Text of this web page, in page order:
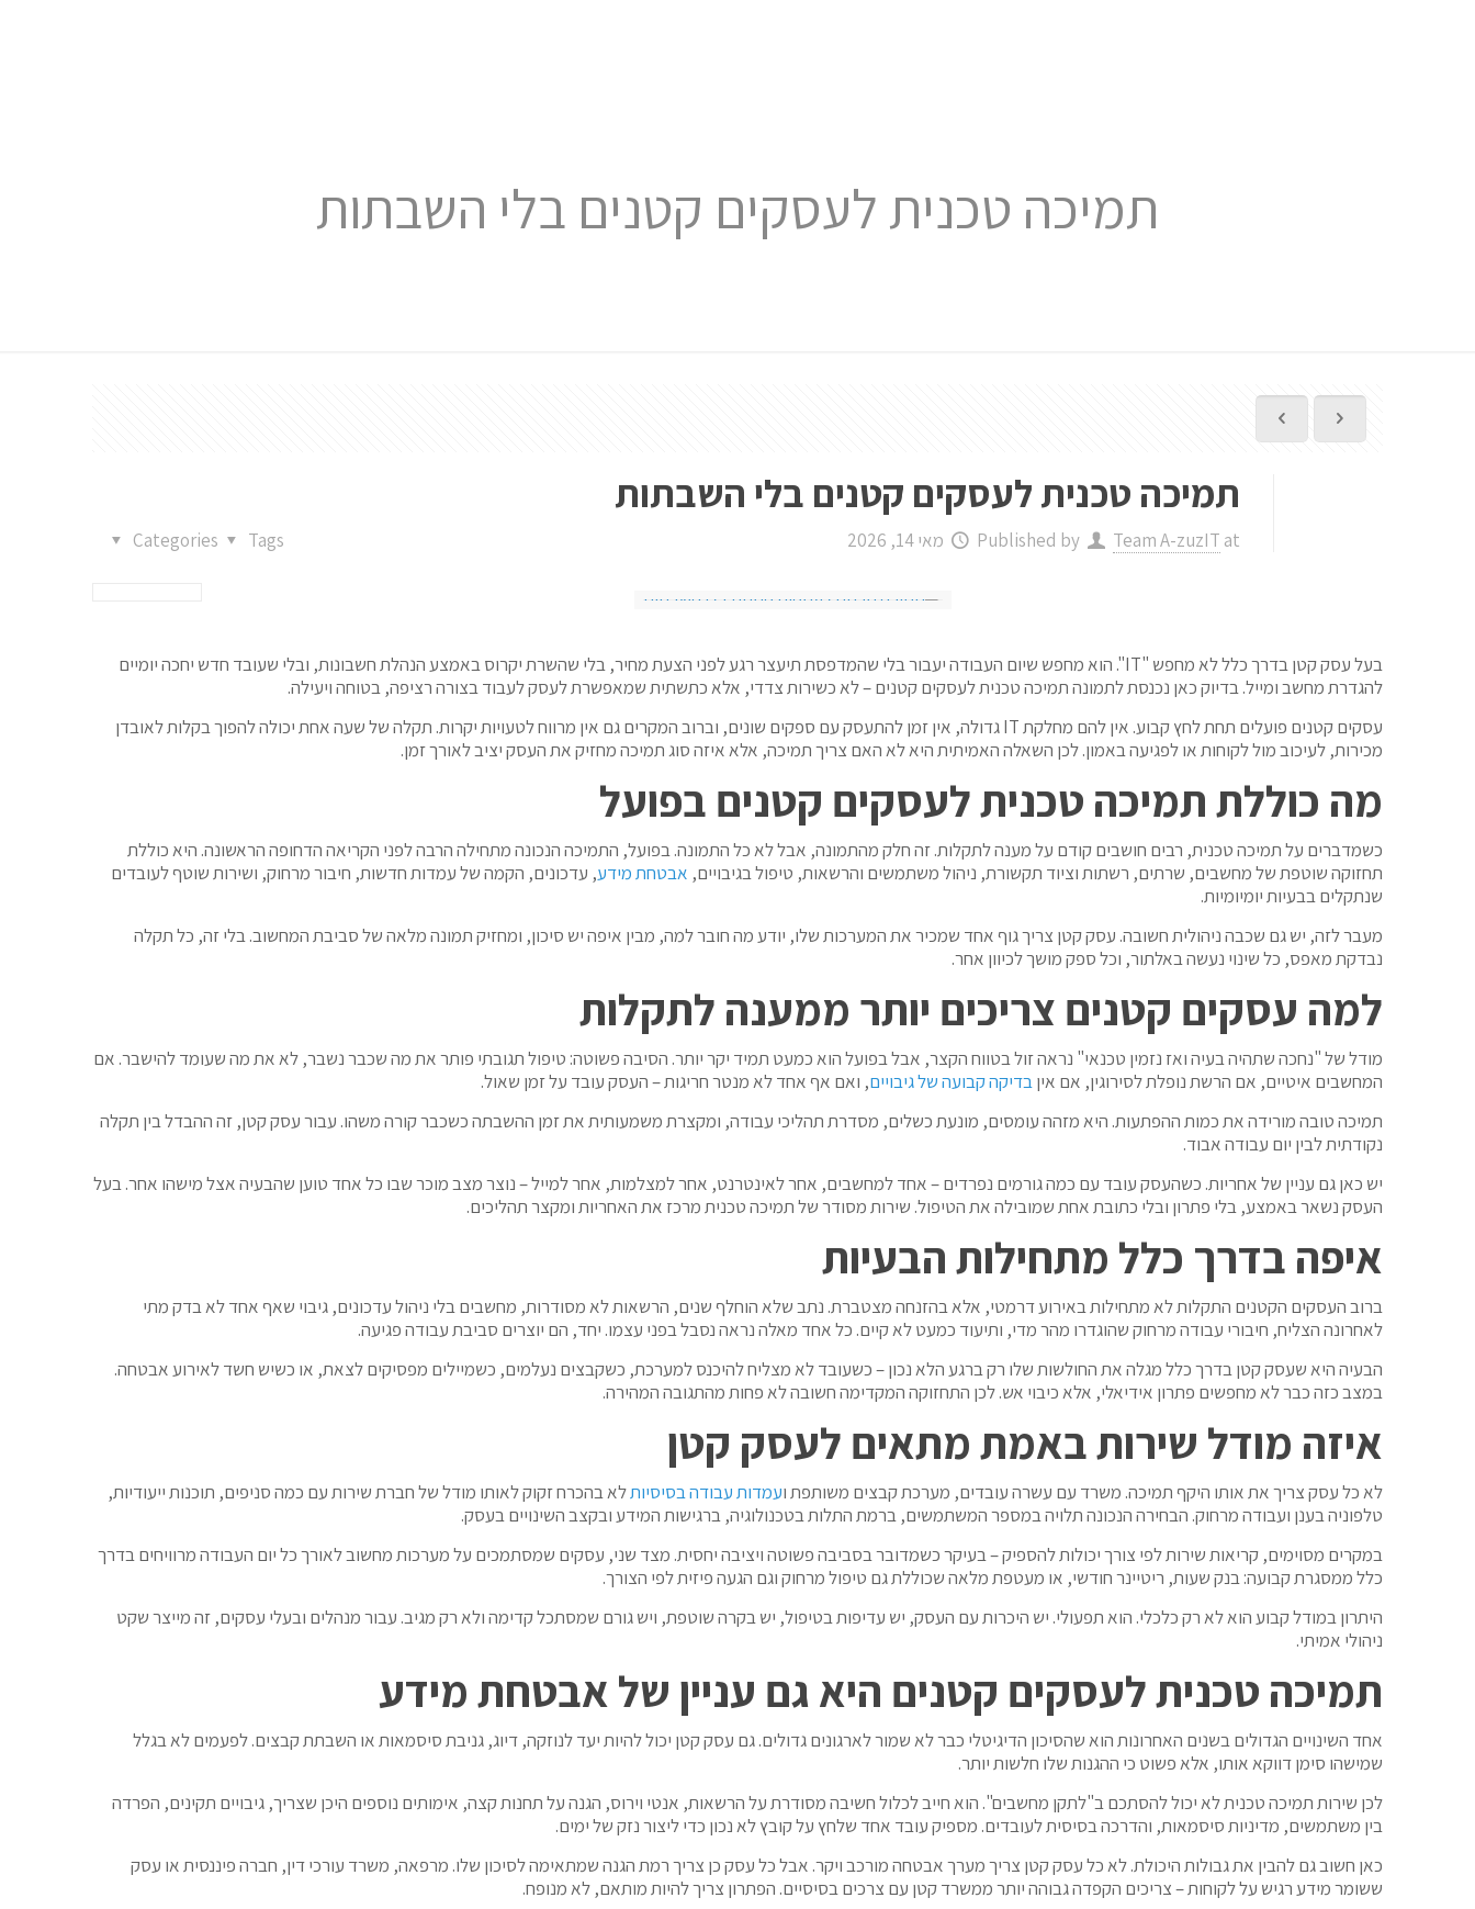
תמיכה טכנית לעסקים קטנים בלי השבתות
תמיכה טכנית לעסקים קטנים בלי השבתות
Published by Team A-zuzIT at מאי 14, 2026 Categories Tags
בעל עסק קטן בדרך כלל לא מחפש "IT". הוא מחפש שיום העבודה יעבור בלי שהמדפסת תיעצר רגע לפני הצעת מחיר, בלי שהשרת יקרוס באמצע הנהלת חשבונות, ובלי שעובד חדש יחכה יומיים
להגדרת מחשב ומייל. בדיוק כאן נכנסת לתמונה תמיכה טכנית לעסקים קטנים – לא כשירות צדדי, אלא כתשתית שמאפשרת לעסק לעבוד בצורה רציפה, בטוחה ויעילה.
עסקים קטנים פועלים תחת לחץ קבוע. אין להם מחלקת IT גדולה, אין זמן להתעסק עם ספקים שונים, וברוב המקרים גם אין מרווח לטעויות יקרות. תקלה של שעה אחת יכולה להפוך בקלות לאובדן
מכירות, לעיכוב מול לקוחות או לפגיעה באמון. לכן השאלה האמיתית היא לא האם צריך תמיכה, אלא איזה סוג תמיכה מחזיק את העסק יציב לאורך זמן.
מה כוללת תמיכה טכנית לעסקים קטנים בפועל
כשמדברים על תמיכה טכנית, רבים חושבים קודם על מענה לתקלות. זה חלק מהתמונה, אבל לא כל התמונה. בפועל, התמיכה הנכונה מתחילה הרבה לפני הקריאה הדחופה הראשונה. היא כוללת
תחזוקה שוטפת של מחשבים, שרתים, רשתות וציוד תקשורת, ניהול משתמשים והרשאות, טיפול בגיבויים, אבטחת מידע, עדכונים, הקמה של עמדות חדשות, חיבור מרחוק, ושירות שוטף לעובדים
שנתקלים בבעיות יומיומיות.
מעבר לזה, יש גם שכבה ניהולית חשובה. עסק קטן צריך גוף אחד שמכיר את המערכות שלו, יודע מה חובר למה, מבין איפה יש סיכון, ומחזיק תמונה מלאה של סביבת המחשוב. בלי זה, כל תקלה
נבדקת מאפס, כל שינוי נעשה באלתור, וכל ספק מושך לכיוון אחר.
למה עסקים קטנים צריכים יותר ממענה לתקלות
מודל של "נחכה שתהיה בעיה ואז נזמין טכנאי" נראה זול בטווח הקצר, אבל בפועל הוא כמעט תמיד יקר יותר. הסיבה פשוטה: טיפול תגובתי פותר את מה שכבר נשבר, לא את מה שעומד להישבר. אם
המחשבים איטיים, אם הרשת נופלת לסירוגין, אם איןבדיקה קבועה של גיבויים, ואם אף אחד לא מנטר חריגות – העסק עובד על זמן שאול.
תמיכה טובה מורידה את כמות ההפתעות. היא מזהה עומסים, מונעת כשלים, מסדרת תהליכי עבודה, ומקצרת משמעותית את זמן ההשבתה כשכבר קורה משהו. עבור עסק קטן, זה ההבדל בין תקלה
נקודתית לבין יום עבודה אבוד.
יש כאן גם עניין של אחריות. כשהעסק עובד עם כמה גורמים נפרדים – אחד למחשבים, אחר לאינטרנט, אחר למצלמות, אחר למייל – נוצר מצב מוכר שבו כל אחד טוען שהבעיה אצל מישהו אחר. בעל
העסק נשאר באמצע, בלי פתרון ובלי כתובת אחת שמובילה את הטיפול. שירות מסודר של תמיכה טכנית מרכז את האחריות ומקצר תהליכים.
איפה בדרך כלל מתחילות הבעיות
ברוב העסקים הקטנים התקלות לא מתחילות באירוע דרמטי, אלא בהזנחה מצטברת. נתב שלא הוחלף שנים, הרשאות לא מסודרות, מחשבים בלי ניהול עדכונים, גיבוי שאף אחד לא בדק מתי
לאחרונה הצליח, חיבורי עבודה מרחוק שהוגדרו מהר מדי, ותיעוד כמעט לא קיים. כל אחד מאלה נראה נסבל בפני עצמו. יחד, הם יוצרים סביבת עבודה פגיעה.
הבעיה היא שעסק קטן בדרך כלל מגלה את החולשות שלו רק ברגע הלא נכון – כשעובד לא מצליח להיכנס למערכת, כשקבצים נעלמים, כשמיילים מפסיקים לצאת, או כשיש חשד לאירוע אבטחה.
במצב כזה כבר לא מחפשים פתרון אידיאלי, אלא כיבוי אש. לכן התחזוקה המקדימה חשובה לא פחות מהתגובה המהירה.
איזה מודל שירות באמת מתאים לעסק קטן
לא כל עסק צריך את אותו היקף תמיכה. משרד עם עשרה עובדים, מערכת קבצים משותפת ועמדות עבודה בסיסיותלא בהכרח זקוק לאותו מודל של חברת שירות עם כמה סניפים, תוכנות ייעודיות,
טלפוניה בענן ועבודה מרחוק. הבחירה הנכונה תלויה במספר המשתמשים, ברמת התלות בטכנולוגיה, ברגישות המידע ובקצב השינויים בעסק.
במקרים מסוימים, קריאות שירות לפי צורך יכולות להספיק – בעיקר כשמדובר בסביבה פשוטה ויציבה יחסית. מצד שני, עסקים שמסתמכים על מערכות מחשוב לאורך כל יום העבודה מרוויחים בדרך
כלל ממסגרת קבועה: בנק שעות, ריטיינר חודשי, או מעטפת מלאה שכוללת גם טיפול מרחוק וגם הגעה פיזית לפי הצורך.
היתרון במודל קבוע הוא לא רק כלכלי. הוא תפעולי. יש היכרות עם העסק, יש עדיפות בטיפול, יש בקרה שוטפת, ויש גורם שמסתכל קדימה ולא רק מגיב. עבור מנהלים ובעלי עסקים, זה מייצר שקט
ניהולי אמיתי.
תמיכה טכנית לעסקים קטנים היא גם עניין של אבטחת מידע
אחד השינויים הגדולים בשנים האחרונות הוא שהסיכון הדיגיטלי כבר לא שמור לארגונים גדולים. גם עסק קטן יכול להיות יעד לנוזקה, דיוג, גניבת סיסמאות או השבתת קבצים. לפעמים לא בגלל
שמישהו סימן דווקא אותו, אלא פשוט כי ההגנות שלו חלשות יותר.
לכן שירות תמיכה טכנית לא יכול להסתכם ב"לתקן מחשבים". הוא חייב לכלול חשיבה מסודרת על הרשאות, אנטי וירוס, הגנה על תחנות קצה, אימותים נוספים היכן שצריך, גיבויים תקינים, הפרדה
בין משתמשים, מדיניות סיסמאות, והדרכה בסיסית לעובדים. מספיק עובד אחד שלחץ על קובץ לא נכון כדי ליצור נזק של ימים.
כאן חשוב גם להבין את גבולות היכולת. לא כל עסק קטן צריך מערך אבטחה מורכב ויקר. אבל כל עסק כן צריך רמת הגנה שמתאימה לסיכון שלו. מרפאה, משרד עורכי דין, חברה פיננסית או עסק
ששומר מידע רגיש על לקוחות – צריכים הקפדה גבוהה יותר ממשרד קטן עם צרכים בסיסיים. הפתרון צריך להיות מותאם, לא מנופח.